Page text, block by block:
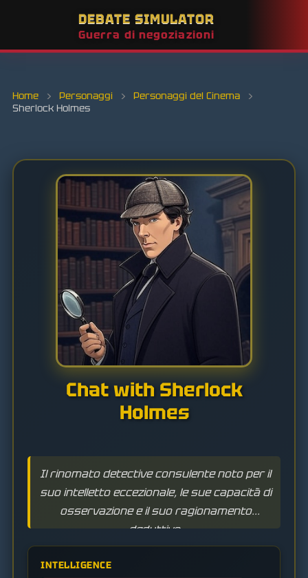
DEBATE SIMULATOR
Guerra di negoziazioni
Home › Personaggi › Personaggi del Cinema
›
Sherlock Holmes
Chat with Sherlock
Holmes
Il rinomato detective consulente noto per il
suo intelletto eccezionale, le sue capacità di
osservazione e il suo ragionamento
deduttivo.
INTELLIGENCE